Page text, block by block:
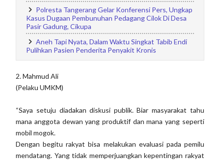
Polresta Tangerang Gelar Konferensi Pers, Ungkap
Kasus Dugaan Pembunuhan Pedagang Cilok Di Desa
Pasir Gadung, Cikupa
Aneh Tapi Nyata, Dalam Waktu Singkat Tabib Endi
Pulihkan Pasien Penderita Penyakit Kronis
2. Mahmud Ali
(Pelaku UMKM)
“Saya setuju diadakan diskusi publik. Biar masyarakat tahu
mana anggota dewan yang produktif dan mana yang seperti
mobil mogok.
Dengan begitu rakyat bisa melakukan evaluasi pada pemilu
mendatang. Yang tidak memperjuangkan kepentingan rakyat